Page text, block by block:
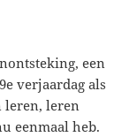
een
verjaardag als
leren, leren
eenmaal heb.